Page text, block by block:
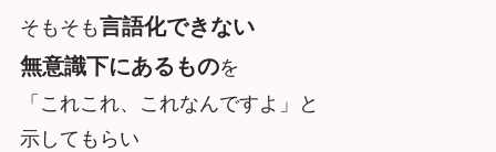
そもそも言語化できない
無意識下にあるものを
「これこれ、これなんですよ」と
示してもらい